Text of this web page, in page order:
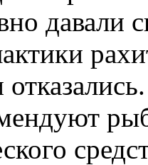
давали